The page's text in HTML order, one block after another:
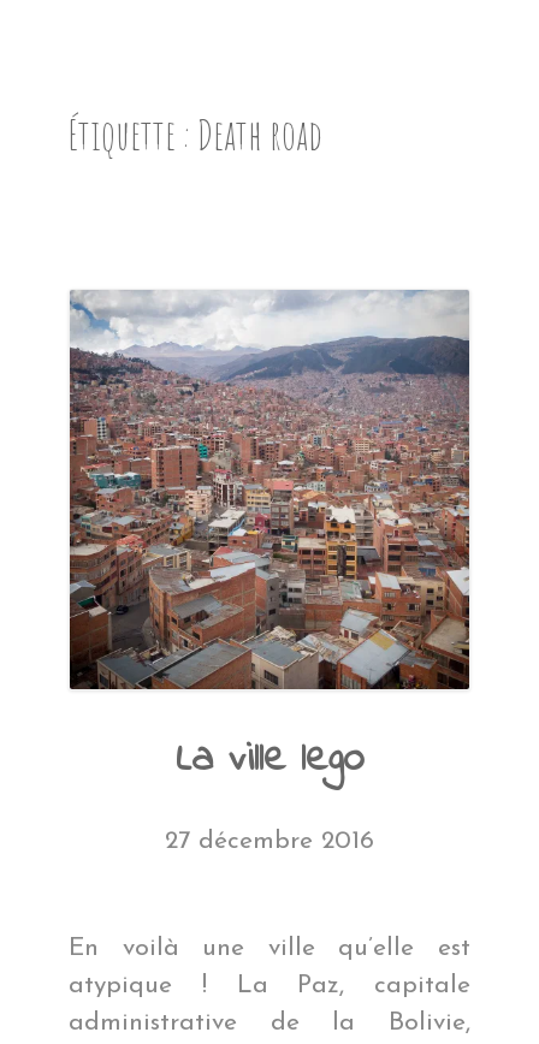
PRÉSENTATION
EN IMAGES
NOS BONNES ADRESSES
Étiquette : Death road
La ville lego
27 décembre 2016
En voilà une ville qu’elle est
atypique ! La Paz, capitale
administrative de la Bolivie,